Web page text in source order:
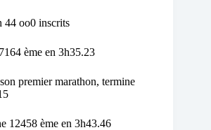
44 oo0 inscrits
ème en 3h35.23
premier marathon, termine
12458 ème en 3h43.46